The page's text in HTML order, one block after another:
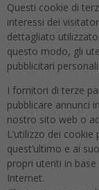
Questi cookie di
interessi dei
dettagliato
questo modo, gli
pubblicitari
I fornitori di terze
pubblicare annunci
nostro sito web o
L’utilizzo dei
quest’ultimo e ai
propri utenti in
Internet.